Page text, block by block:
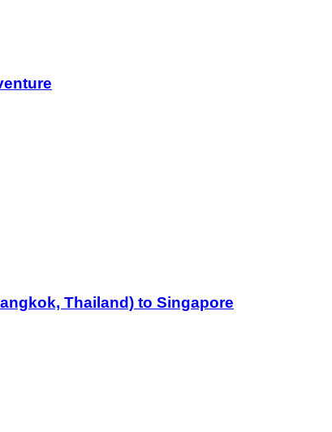
Thailand) to Singapore